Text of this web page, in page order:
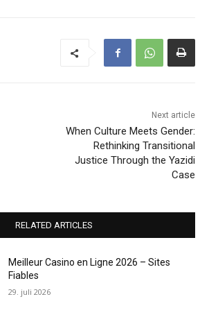
Next article
When Culture Meets Gender:
Rethinking Transitional
Justice Through the Yazidi
Case
RELATED ARTICLES
Meilleur Casino en Ligne 2026 – Sites
Fiables
29. juli 2026